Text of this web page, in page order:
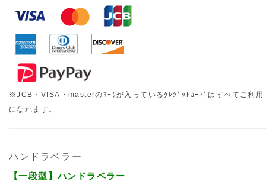
※JCB・VISA・masterのﾏｰｸが入っているｸﾚｼﾞｯﾄｶｰﾄﾞはすべてご利用
になれます。
ハンドラベラー
【一段型】ハンドラベラー